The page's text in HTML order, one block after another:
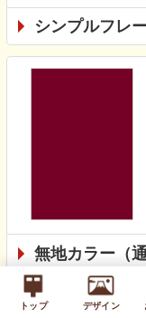
トップ デザイン
シンプルフレ
無地カラー（通